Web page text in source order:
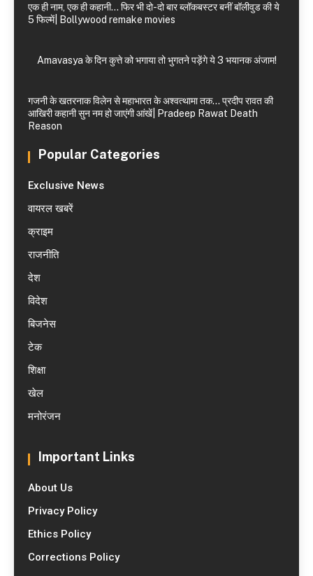
एक ही नाम, एक ही कहानी… फिर भी दो-दो बार ब्लॉकबस्टर बनीं बॉलीवुड की ये
5 फिल्में| Bollywood remake movies
Amavasya के दिन कुत्ते को भगाया तो भुगतने पड़ेंगे ये 3 भयानक अंजाम!
गजनी के खतरनाक विलेन से महाभारत के अश्वत्थामा तक… प्रदीप रावत की
आखिरी कहानी सुन नम हो जाएंगी आंखें| Pradeep Rawat Death
Reason
Popular Categories
Exclusive News
वायरल खबरें
क्राइम
राजनीति
देश
विदेश
बिजनेस
टेक
शिक्षा
खेल
मनोरंजन
Important Links
About Us
Privacy Policy
Ethics Policy
Corrections Policy